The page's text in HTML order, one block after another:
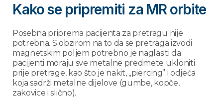
Kako se pripremiti za MR orbite
Posebna priprema pacijenta za pretragu nije
potrebna. S obzirom na to da se pretraga izvodi
magnetskim poljem potrebno je naglasiti da
pacijenti moraju sve metalne predmete ukloniti
prije pretrage, kao što je nakit, „piercing” i odjeća
koja sadrži metalne dijelove (gumbe, kopče,
zakovice i slično).